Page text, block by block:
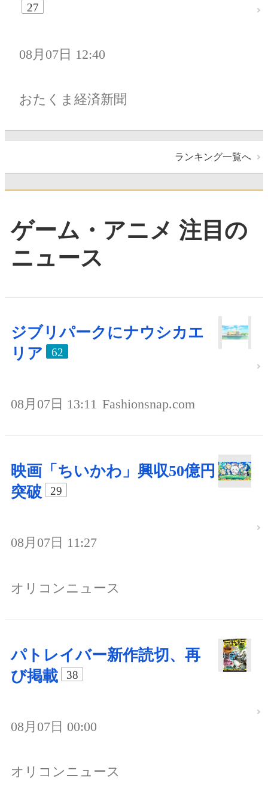
27
08月07日 12:40
おたくま経済新聞
ランキング一覧へ
ゲーム・アニメ 注目の
ニュース
ジブリパークにナウシカエ
リア
62
08月07日 13:11 Fashionsnap.com
映画「ちいかわ」興収50億円
突破
29
08月07日 11:27
オリコンニュース
パトレイバー新作読切、再
び掲載
38
08月07日 00:00
オリコンニュース